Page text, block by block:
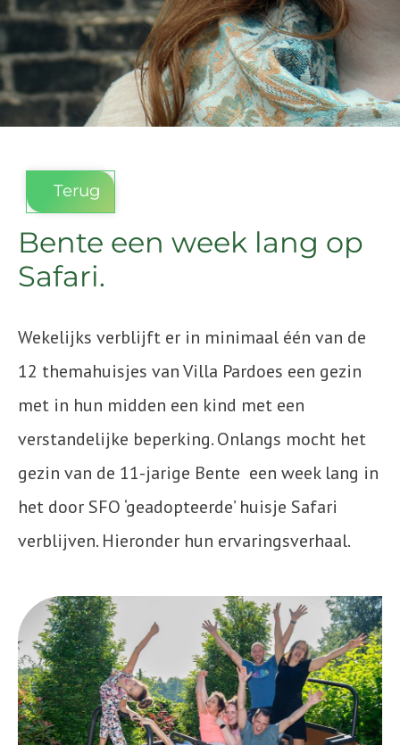
Terug
Bente een week lang op
Safari.
Wekelijks verblijft er in minimaal één van de
12 themahuisjes van Villa Pardoes een gezin
met in hun midden een kind met een
verstandelijke beperking. Onlangs mocht het
gezin van de 11-jarige Bente een week lang in
het door SFO ‘geadopteerde’ huisje Safari
verblijven. Hieronder hun ervaringsverhaal.